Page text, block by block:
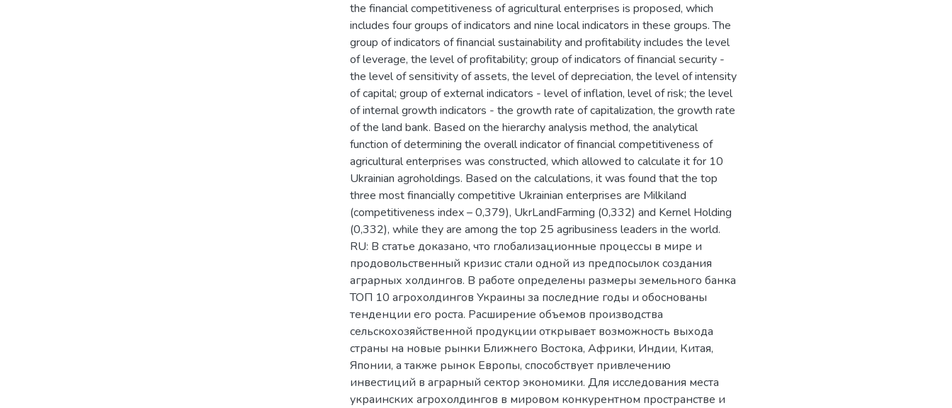
the financial competitiveness of agricultural enterprises is proposed, which
includes four groups of indicators and nine local indicators in these groups. The
group of indicators of financial sustainability and profitability includes the level
of leverage, the level of profitability; group of indicators of financial security -
the level of sensitivity of assets, the level of depreciation, the level of intensity
of capital; group of external indicators - level of inflation, level of risk; the level
of internal growth indicators - the growth rate of capitalization, the growth rate
of the land bank. Based on the hierarchy analysis method, the analytical
function of determining the overall indicator of financial competitiveness of
agricultural enterprises was constructed, which allowed to calculate it for 10
Ukrainian agroholdings. Based on the calculations, it was found that the top
three most financially competitive Ukrainian enterprises are Milkiland
(competitiveness index – 0,379), UkrLandFarming (0,332) and Kernel Holding
(0,332), while they are among the top 25 agribusiness leaders in the world.
RU: В статье доказано, что глобализационные процессы в мире и
продовольственный кризис стали одной из предпосылок создания
аграрных холдингов. В работе определены размеры земельного банка
ТОП 10 агрохолдингов Украины за последние годы и обоснованы
тенденции его роста. Расширение объемов производства
сельскохозяйственной продукции открывает возможность выхода
страны на новые рынки Ближнего Востока, Африки, Индии, Китая,
Японии, а также рынок Европы, способствует привлечению
инвестиций в аграрный сектор экономики. Для исследования места
украинских агрохолдингов в мировом конкурентном пространстве и